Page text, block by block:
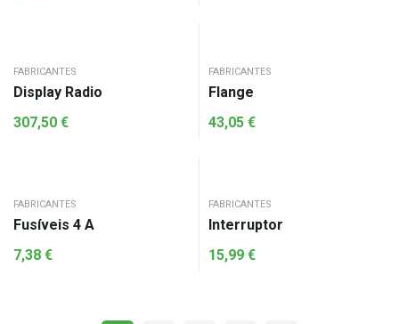
FABRICANTES
Display Radio
307,50 €
FABRICANTES
Flange
43,05 €
FABRICANTES
Fusíveis 4 A
7,38 €
FABRICANTES
Interruptor
15,99 €